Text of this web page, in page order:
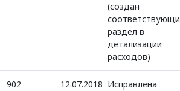
(создан
раздел в
детализации
расходов)
902 12.07.2018 Исправлена